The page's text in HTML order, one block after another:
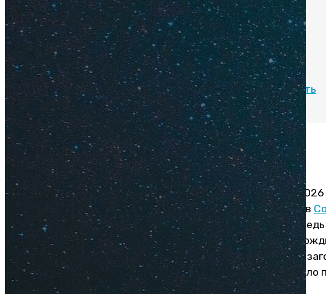
Сочи
Адыгея
Ялта
Кавказ
Подмосковье
Куда еще поехать
Сочи
Куда поехать в октябре
теплые деньки? Конечно, в
ветров, да и вообще это
октябре может резко
месяца можно купаться и
октября: нам повезло и